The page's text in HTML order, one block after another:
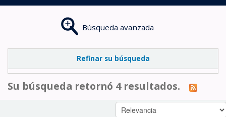
Búsqueda avanzada
Refinar su búsqueda
Su búsqueda retornó 4 resultados.